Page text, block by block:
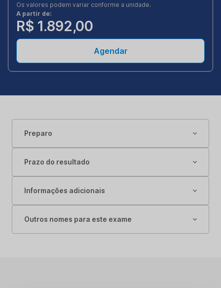
Os valores podem variar conforme a unidade.
A partir de:
R$ 1.892,00
Agendar
Preparo
Prazo do resultado
Informações adicionais
Outros nomes para este exame